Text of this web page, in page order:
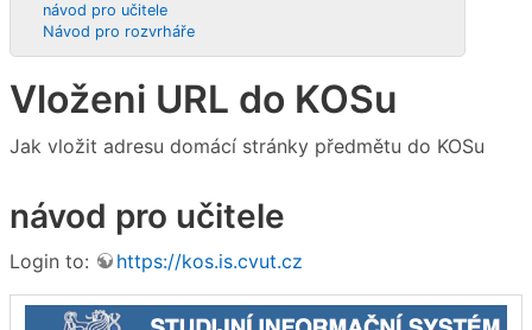
návod pro učitele
Návod pro rozvrháře
Vloženi URL do KOSu
Jak vložit adresu domácí stránky předmětu do KOSu
návod pro učitele
Login to: https://kos.is.cvut.cz